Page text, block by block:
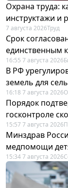
Охрана труда:
инструктажи и
7 августа 2026Труд
Срок
единственным
16:55 7 августа 2026
В РФ
земель для
16:18 7 августа 2026
Порядок
госконтроле
15:57 7 августа 2026
Минздрав
медпомощи
15:34 7 августа 2026